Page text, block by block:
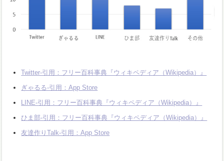
Twitter-引用：フリー百科事典『ウィキペディア（Wikipedia）』
ぎゃるる-引用：App Store
LINE-引用：フリー百科事典『ウィキペディア（Wikipedia）』
ひま部-引用：フリー百科事典『ウィキペディア（Wikipedia）』
友達作りTalk-引用：App Store